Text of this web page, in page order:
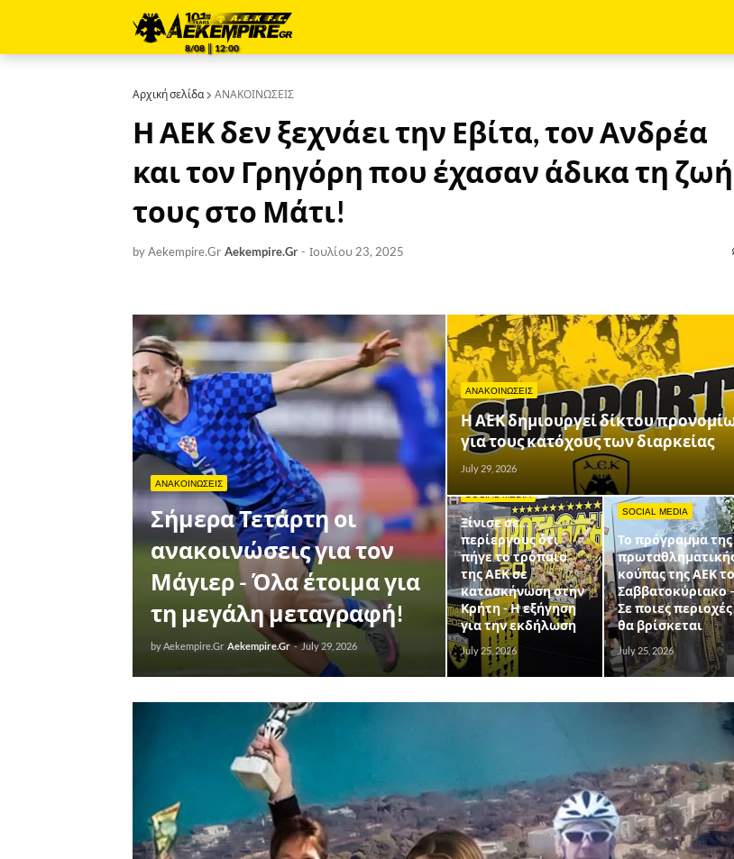
8/08 ║ 12:00
Αρχική σελίδα ΑΝΑΚΟΙΝΩΣΕΙΣ
Η ΑΕΚ δεν ξεχνάει την Εβίτα, τον Ανδρέα
και τον Γρηγόρη που έχασαν άδικα τη ζωή
τους στο Μάτι!
by Aekempire.Gr Aekempire.Gr - Ιουλίου 23, 2025
ΑΝΑΚΟΙΝΩΣΕΙΣ
Σήμερα Τετάρτη οι
ανακοινώσεις για τον
Μάγιερ - Όλα έτοιμα για
τη μεγάλη μεταγραφή!
by Aekempire.Gr Aekempire.Gr - July 29, 2026
ΑΝΑΚΟΙΝΩΣΕΙΣ
Η ΑΕΚ δημιουργεί δίκτου
για τους κατόχους των διαρκείας
July 29, 2026
SOCIAL MEDIA
Ξίνισε σε…
περίεργους ότι
πήγε το τρόπαιο
της ΑΕΚ σε
κατασκήνωση στην
Κρήτη - Η εξήγηση
για την εκδήλωση
July 25, 2026
SOCIAL MEDIA
Το πρόγραμμα της
κούπας της ΑΕΚ το
Σαββατοκύριακο
Σε ποιες περιοχές
θα βρίσκεται
July 25, 2026